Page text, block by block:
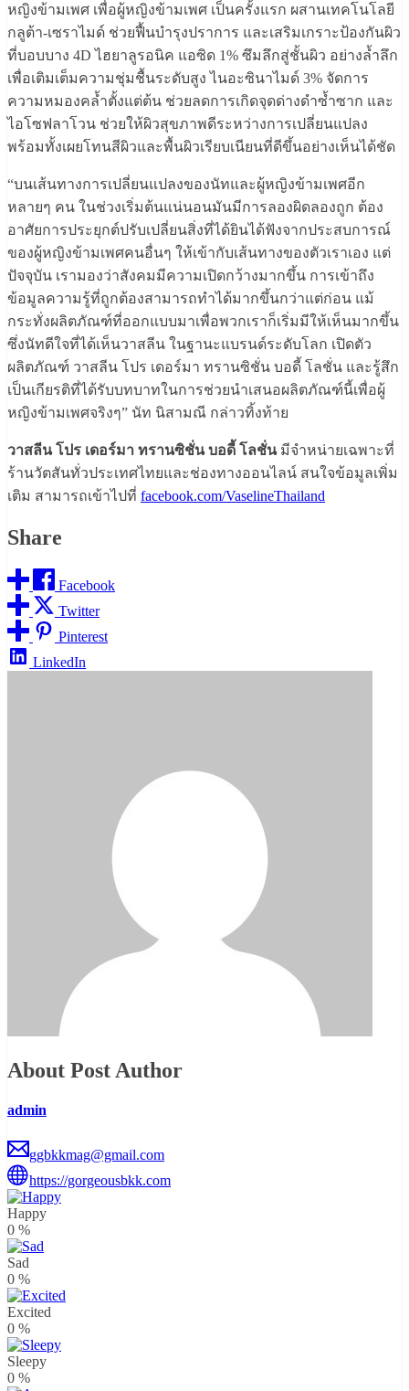
หญิงข้ามเพศ เพื่อผู้หญิงข้ามเพศ เป็นครั้งแรก ผสานเทคโนโลยี
กลูต้า-เซราไมด์ ช่วยฟื้นบำรุงปราการ และเสริมเกราะป้องกันผิว
ที่บอบบาง 4D ไฮยาลูรอนิค แอซิด 1% ซึมลึกสู่ชั้นผิว อย่างล้ำลึก
เพื่อเติมเต็มความชุ่มชื้นระดับสูง ไนอะซินาไมด์ 3% จัดการ
ความหมองคล้ำตั้งแต่ต้น ช่วยลดการเกิดจุดด่างดำซ้ำซาก และ
ไอโซฟลาโวน ช่วยให้ผิวสุขภาพดีระหว่างการเปลี่ยนแปลง
พร้อมทั้งเผยโทนสีผิวและพื้นผิวเรียบเนียนที่ดีขึ้นอย่างเห็นได้ชัด
“บนเส้นทางการเปลี่ยนแปลงของนัทและผู้หญิงข้ามเพศอีก
หลายๆ คน ในช่วงเริ่มต้นแน่นอนมันมีการลองผิดลองถูก ต้อง
อาศัยการประยุกต์ปรับเปลี่ยนสิ่งที่ได้ยินได้ฟังจากประสบการณ์
ของผู้หญิงข้ามเพศคนอื่นๆ ให้เข้ากับเส้นทางของตัวเราเอง แต่
ปัจจุบัน เรามองว่าสังคมมีความเปิดกว้างมากขึ้น การเข้าถึง
ข้อมูลความรู้ที่ถูกต้องสามารถทำได้มากขึ้นกว่าแต่ก่อน แม้
กระทั่งผลิตภัณฑ์ที่ออกแบบมาเพื่อพวกเราก็เริ่มมีให้เห็นมากขึ้น
ซึ่งนัทดีใจที่ได้เห็นวาสลีน ในฐานะแบรนด์ระดับโลก เปิดตัว
ผลิตภัณฑ์ วาสลีน โปร เดอร์มา ทรานซิชั่น บอดี้ โลชั่น และรู้สึก
เป็นเกียรติที่ได้รับบทบาทในการช่วยนำเสนอผลิตภัณฑ์นี้เพื่อผู้
หญิงข้ามเพศจริงๆ” นัท นิสามณี กล่าวทิ้งท้าย
วาสลีน โปร เดอร์มา ทรานซิชั่น บอดี้ โลชั่นมีจำหน่ายเฉพาะที่
ร้านวัตสันทั่วประเทศไทยและช่องทางออนไลน์ สนใจข้อมูลเพิ่ม
เติม สามารถเข้าไปที่ facebook.com/VaselineThailand
Share
Facebook
Twitter
Pinterest
LinkedIn
About Post Author
admin
ggbkkmag@gmail.com
https://gorgeousbkk.com
Happy
0 %
Sad
0 %
Excited
0 %
Sleepy
0 %